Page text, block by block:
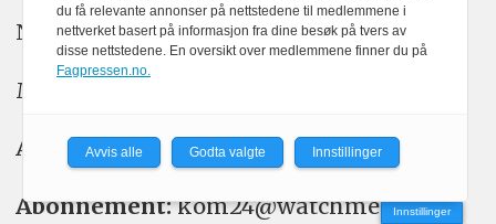
Nyhetstips: tips@kom24.no
Meninger: meninger@kom24.no
Annonse: annonse@watchmedia.no
Abonnement:kom24@watchmedia.no
Innstillinger
du få relevante annonser på nettstedene til medlemmene i
nettverket basert på informasjon fra dine besøk på tvers av
disse nettstedene. En oversikt over medlemmene finner du på
Fagpressen.no.
Avvis alle Godta valgte Innstillinger